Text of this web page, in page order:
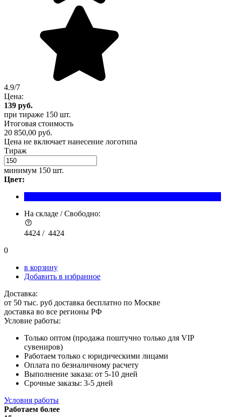
4.9/7
Цена:
139 руб.
при тираже 150 шт.
Итоговая стоимость
20 850,00 руб.
Цена не включает нанесение логотипа
Тираж
минимум 150 шт.
Цвет:
На складе / Свободно:
4424 / 4424
0
в корзину
Добавить в избранное
Доставка:
от 50 тыс. руб доставка бесплатно по Москве
доставка во все регионы РФ
Условие работы:
Только оптом (продажа поштучно только для VIP
сувениров)
Работаем только с юридическими лицами
Оплата по безналичному расчету
Выполнение заказа: от 5-10 дней
Срочные заказы: 3-5 дней
Условия работы
Работаем более